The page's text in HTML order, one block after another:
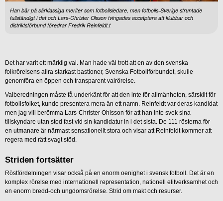
Han bär på särklassiga meriter som fotbollsledare, men fotbolls-Sverige struntade
fullständigt i det och Lars-Christer Olsson tvingades accetptera att klubbar och
distriktsförbund föredrar Fredrik Reinfeldt.t
Det har varit ett märklig val. Man hade väl trott att en av den svenska
folkrörelsens allra starkast bastioner, Svenska Fotbollförbundet, skulle
genomföra en öppen och transparent valrörelse.
Valberedningen måste få underkänt för att den inte för allmänheten, särskilt för
fotbollsfolket, kunde presentera mera än ett namn. Reinfeldt var deras kandidat
men jag vill berömma Lars-Christer Ohlsson för att han inte svek sina
tillskyndare utan stod fast vid sin kandidatur in i det sista. De 111 rösterna för
en utmanare är närmast sensationellt stora och visar att Reinfeldt kommer att
regera med rätt svagt stöd.
Striden fortsätter
Röstfördelningen visar också på en enorm oenighet i svensk fotboll. Det är en
komplex rörelse med internationell representation, nationell elitverksamhet och
en enorm bredd-och ungdomsrörelse. Strid om makt och resurser.